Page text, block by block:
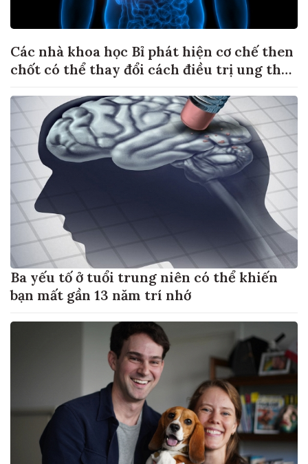
Các nhà khoa học Bỉ phát hiện cơ chế then
chốt có thể thay đổi cách điều trị ung thư
Ba yếu tố ở tuổi trung niên có thể khiến
bạn mất gần 13 năm trí nhớ